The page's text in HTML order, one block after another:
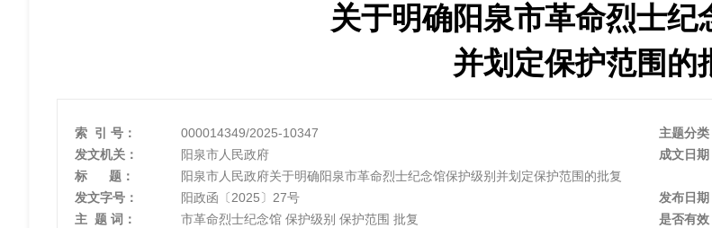
关于明确阳泉市革命烈士纪
并划定保护范围的
索 引 号： 000014349/2025-10347
主题分类
发文机关：
阳泉市人民政府 成文日期
标 题：
阳泉市人民政府关于明确阳泉市革命烈士纪念馆保护级别并划定保护范围的批复
发文字号：
阳政函〔2025〕27号 发布日期
主 题 词：
市革命烈士纪念馆 保护级别 保护范围 批复 是否有效